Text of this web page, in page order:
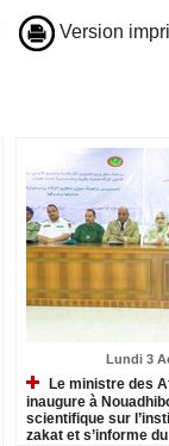
Version
Lundi 3
Le ministre des
inaugure à
scientifique sur
zakat et s’informe